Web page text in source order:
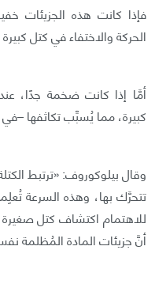
فإذا كانت هذه الجزيئات
الحركة والاختفاء في كتل
أمَّا إذا كانت ضخمة جدًا،
كبيرة، مما يُسبِّب تكاثفها
وقال بيلوكوروف: «ترتبط
تتحرَّك بها، وهذه السرعة
للاهتمام اكتشاف كتل
أنَّ جزيئات المادة المُظلمة